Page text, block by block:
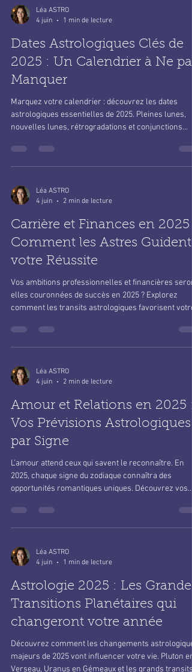
Léa ASTRO
4 juin
1 min de lecture
Dates Astrologiques Clés de
2025 : Un Calendrier à Ne pas
Manquer
Marquez votre calendrier : découvrez les dates
astrologiques essentielles de 2025. Pleines lunes,
nouvelles lunes, rétrogradations et conjunctions
Léa ASTRO
4 juin
2 min de lecture
Carrière et Finances en 2025 :
Comment les Astres Guident
votre Réussite
Vos ambitions professionnelles et financières
elles couronnées de succès en 2025 ? Explorez
comment les transits astrologiques favorisent votre
Léa ASTRO
4 juin
2 min de lecture
Amour et Relations en 2025 :
Vos Prévisions Astrologiques
par Signe
L'amour attend ceux qui savent le reconnaître. En
2025, chaque signe du zodiaque connaîtra des
opportunités romantiques uniques. Découvrez vos
Léa ASTRO
4 juin
1 min de lecture
Astrologie 2025 : Les Grandes
Transitions Planétaires qui
changeront votre année
Découvrez comment les changements
majeurs de 2025 vont influencer votre vie. Pluton en
Verseau, Uranus en Gémeaux et les grands transits